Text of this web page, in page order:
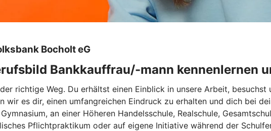
Bocholt eG
Bankkauffrau/-mann kennenlernen
richtige Weg. Du erhältst einen Einblick in unsere Arbeit,
wir es dir, einen umfangreichen Eindruck zu erhalten und dich bei
an einer Höheren Handelsschule, Realschule,
Pflichtpraktikum oder auf eigene Initiative während der